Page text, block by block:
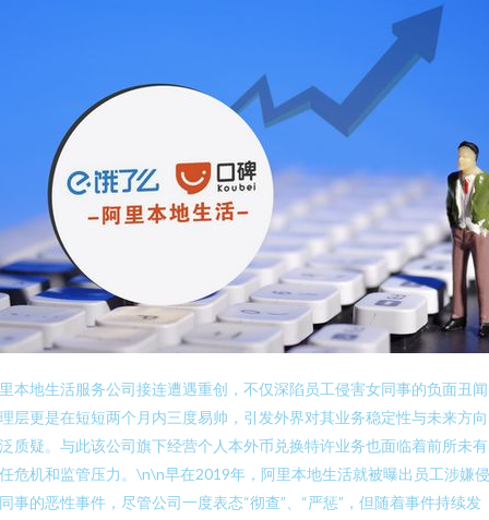
本地生活服务公司接连遭遇重创，不仅深陷员工侵害女同事的负面丑
层更是在短短两个月内三度易帅，引发外界对其业务稳定性与未来方
质疑。与此该公司旗下经营个人本外币兑换特许业务也面临着前所未
危机和监管压力。\n\n早在2019年，阿里本地生活就被曝出员工涉嫌
事的恶性事件，尽管公司一度表态“彻查”、“严惩”，但随着事件持续发